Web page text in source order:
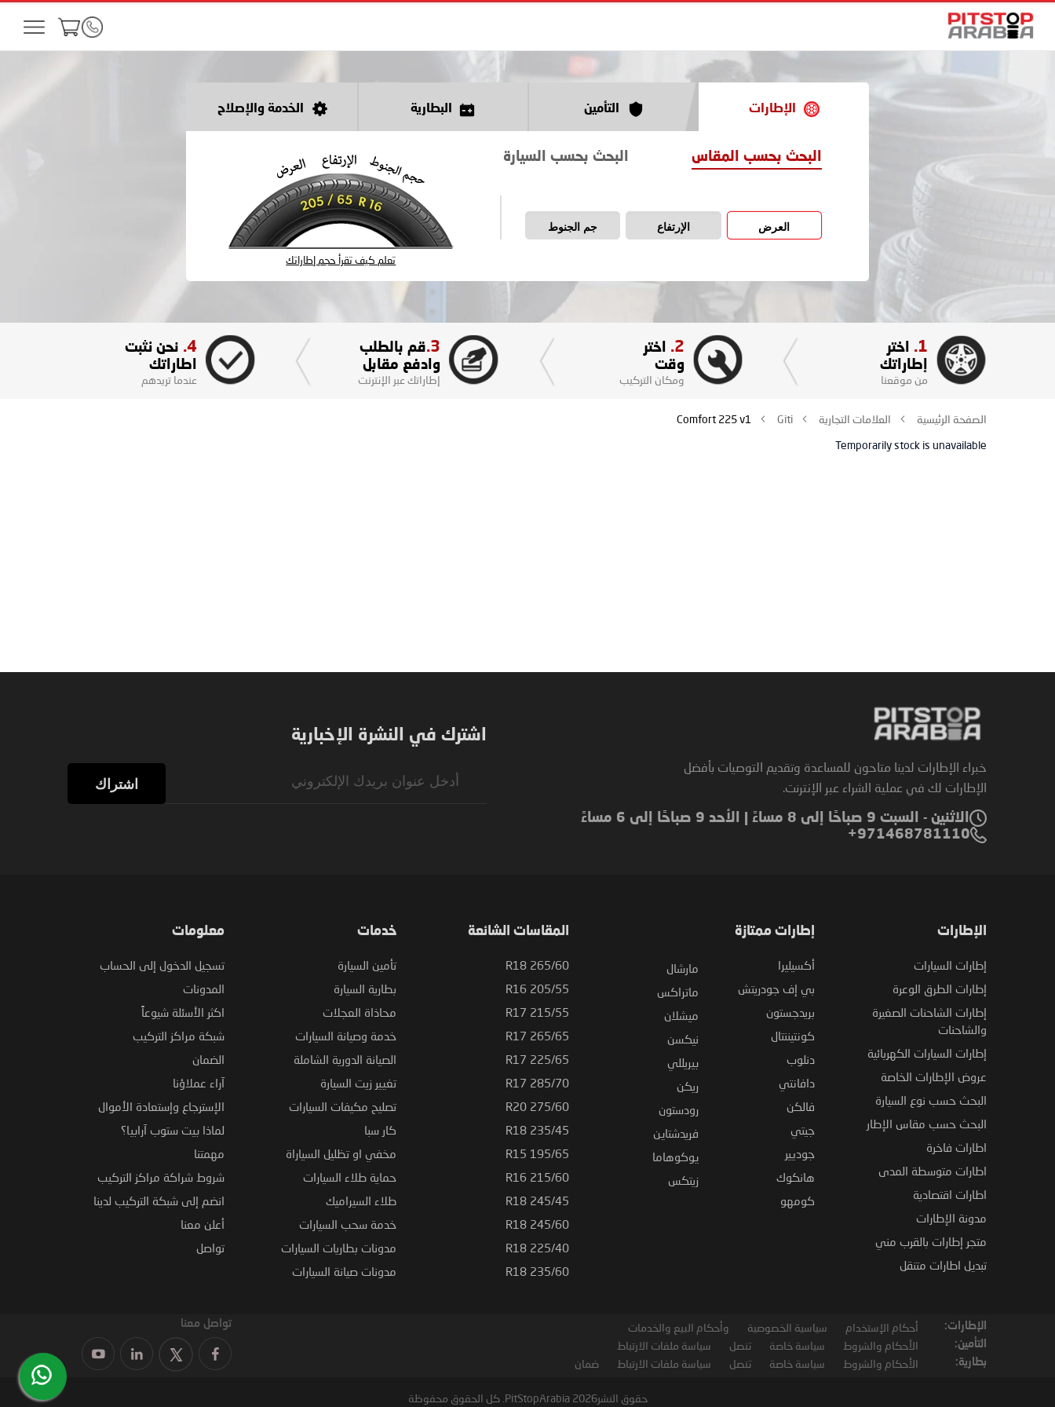
الإطارات التأمين البطارية الخدمة والإصلاح
البحث بحسب المقاس البحث بحسب السيارة
العرض الإرتفاع جم الجنوط
تعلم كيف تقرأ حجم إطاراتك
1.
اختر
إطاراتك
من موقعنا
2.
اختر
وقت
ومكان التركيب
3. قم بالطلب
وادفع مقابل
إطاراتك عبر الإنترنت
4. نحن نثبت
اطاراتك
عندما تريدهم
الصفحة الرئيسية العلامات التجارية Giti
Comfort 225 v1
Temporarily stock is unavailable
خبراء الإطارات لدينا متاحون للمساعدة وتقديم التوصيات بأفضل
الإطارات لك في عملية الشراء عبر الإنترنت.
الاثنين - السبت 9 صباحًا إلى 8 مساءً | الأحد 9 صباحًا إلى 6 مساءً
971468781110+
اشترك في النشرة الإخبارية
اشتراك
الإطارات
إطارات السيارات
إطارات الطرق الوعرة
إطارات الشاحنات الصغيرة
والشاحنات
إطارات السيارات الكهربائية
عروض الإطارات الخاصة
البحث حسب نوع السيارة
البحث حسب مقاس الإطار
اطارات فاخرة
اطارات متوسطة المدى
اطارات اقتصادية
مدونة الإطارات
متجر إطارات بالقرب مني
تبديل اطارات متنقل
إطارات ممتازة
أكسيليرا
بي إف جودريتش
بريدجستون
كونتيننتال
دنلوب
دافانتي
فالكن
جيتي
جوديير
هانكوك
كومهو
مارشال
ماتراكس
ميشلان
نيكسن
بيريللي
ريكن
رودستون
فريدشتاين
يوكوهاما
زيتكس
المقاسات الشائعة
265/60 R18
205/55 R16
215/55 R17
265/65 R17
225/65 R17
285/70 R17
275/60 R20
235/45 R18
195/65 R15
215/60 R16
245/45 R18
245/60 R18
225/40 R18
235/60 R18
خدمات
تأمين السيارة
بطارية السيارة
محاذاة العجلات
خدمة وصيانة السيارات
الصيانة الدورية الشاملة
تغيير زيت السيارة
تصليح مكيفات السيارات
كار سبا
مخفي او تظليل السياراة
حماية طلاء السيارات
طلاء السيراميك
خدمة سحب السيارات
مدونات بطاريات السيارات
مدونات صيانة السيارات
معلومات
تسجيل الدخول إلى الحساب
المدونات
اكثر الأسئلة شيوعاً
شبكة مراكز التركيب
الضمان
آراء عملاؤنا
الإسترجاع وإستعادة الأموال
لماذا بيت ستوب آرابيا؟
مهمتنا
شروط شراكة مراكز التركيب
انضم إلى شبكة التركيب لدينا
أعلن معنا
تواصل
الإطارات: أحكام الإستخدام سياسية الخصوصية وأحكام البيع والخدمات
التأمين: الأحكام والشروط سياسة خاصة تنصل سياسة ملفات الارتباط
بطارية: الأحكام والشروط سياسة خاصة تنصل سياسة ملفات الارتباط ضمان
تواصل معنا
حقوق النشر2026 PitStopArabia. كل الحقوق محفوظة